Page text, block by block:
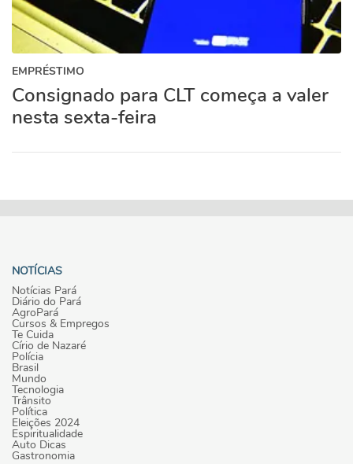
EMPRÉSTIMO
Consignado para CLT começa a valer
nesta sexta-feira
NOTÍCIAS
Notícias Pará
Diário do Pará
AgroPará
Cursos & Empregos
Te Cuida
Círio de Nazaré
Polícia
Brasil
Mundo
Tecnologia
Trânsito
Política
Eleições 2024
Espiritualidade
Auto Dicas
Gastronomia